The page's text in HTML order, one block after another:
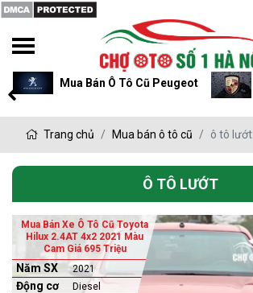
Mua Bán Ô Tô Cũ Peugeot
Trang chủ Mua bán ô tô cũ ô tô lướt
Ô TÔ LƯỚT
Mua Bán Xe Ô Tô Cũ Toyota
Hilux 2.4AT 4x2 2021 Màu
Cam Giá 695 Triệu
Năm SX 2021
Động cơ Diesel